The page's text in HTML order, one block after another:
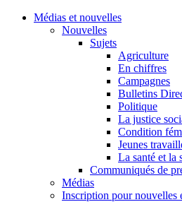
Médias et nouvelles
Nouvelles
Sujets
Agriculture
En chiffres
Campagnes
Bulletins
Politique
La justice
Condition
Jeunes
La santé et la
Communiqués de
Médias
Inscription pour nouvelles